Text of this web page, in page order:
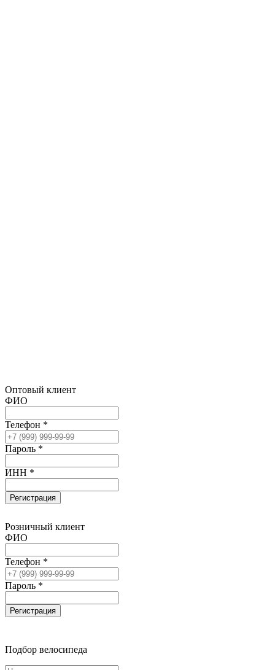
Оптовый клиент
ФИО
Телефон *
Пароль *
ИНН *
Регистрация
Розничный клиент
ФИО
Телефон *
Пароль *
Регистрация
Подбор велосипеда